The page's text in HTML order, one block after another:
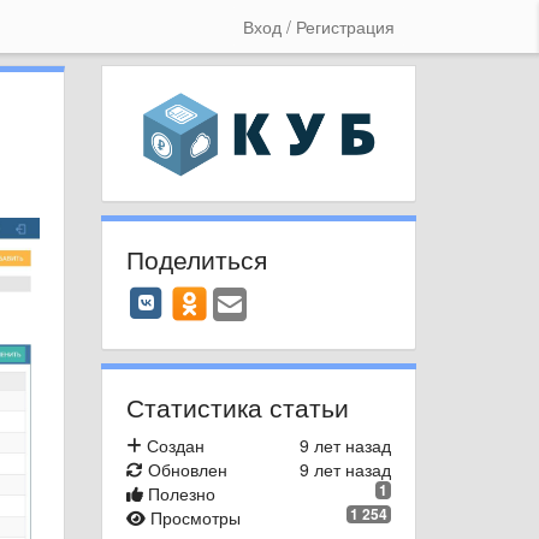
Вход / Регистрация
Поделиться
Статистика статьи
9 лет назад
Создан
9 лет назад
Обновлен
1
Полезно
1 254
Просмотры